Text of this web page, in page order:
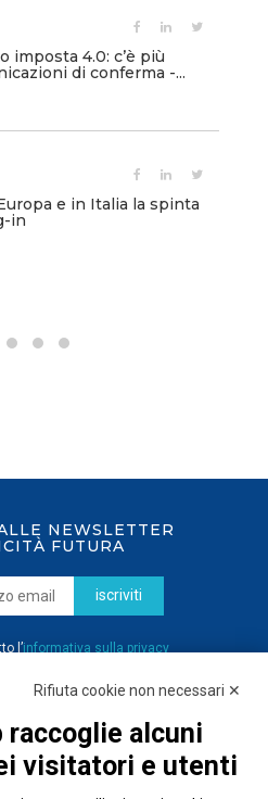
imposta 4.0: c’è più
di conferma -...
e in Italia la spinta
in
NEWSLETTER
FUTURA
iscriviti
l’informativa sulla privacy
Rifiuta cookie non necessari ✕
raccoglie alcuni
visitatori e utenti